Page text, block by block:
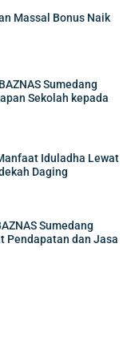
Massal Bonus Naik
Sumedang
Sekolah kepada
Iduladha Lewat
Daging
Sumedang
Pendapatan dan Jasa